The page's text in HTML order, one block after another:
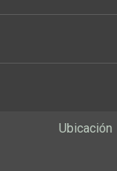
Ubicación